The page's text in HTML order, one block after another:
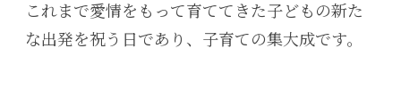
これまで愛情をもって育ててきた子どもの新た
な出発を祝う日であり、子育ての集大成です。